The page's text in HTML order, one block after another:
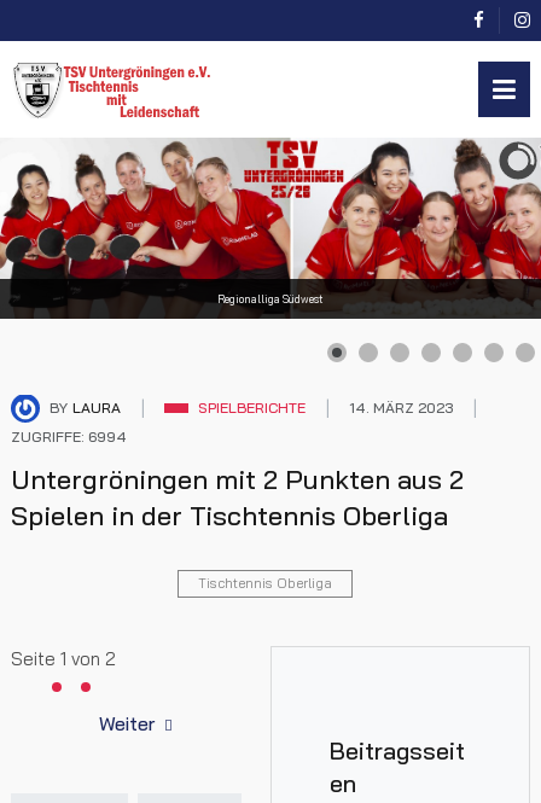
Regionalliga Südwest
BY LAURA SPIELBERICHTE
14. MÄRZ 2023
ZUGRIFFE: 6994
Untergröningen mit 2 Punkten aus 2
Spielen in der Tischtennis Oberliga
Tischtennis Oberliga
Beitragsseit
en
Seite 1 von 2
Weiter